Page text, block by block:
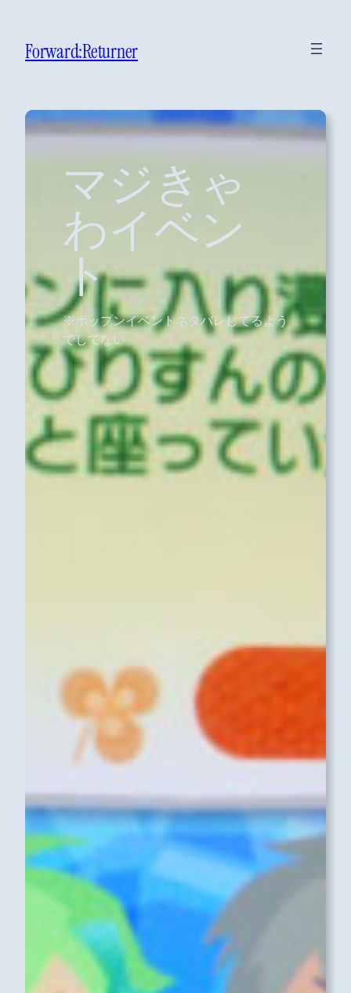
Forward:Returner
マジきゃ
わイベン
ト
※ポップンイベントネタバレしてるよう
でしてない